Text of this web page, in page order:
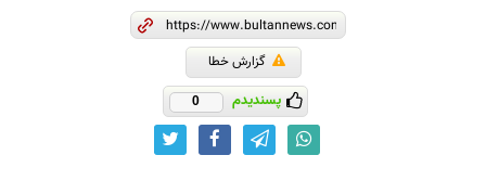
گزارش خطا
پسندیدم 0